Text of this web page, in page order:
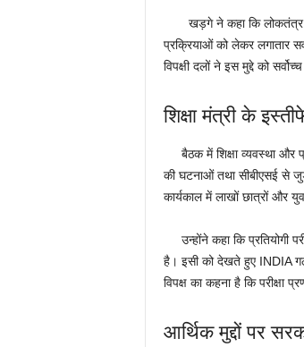
खड़गे ने कहा कि लोकतंत्र की
प्रक्रियाओं को लेकर लगातार
विपक्षी दलों ने इस मुद्दे को
शिक्षा मंत्री के
बैठक में शिक्षा व्यवस्था और
की घटनाओं तथा सीबीएसई से
कार्यकाल में लाखों छात्रों और
उन्होंने कहा कि प्रतियोगी
है। इसी को देखते हुए INDIA
विपक्ष का कहना है कि परीक्षा
आर्थिक मुद्दों पर